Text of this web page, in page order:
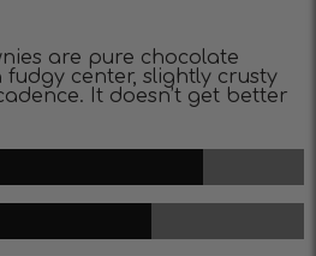
are pure chocolate
center, slightly crusty
It doesn’t get better